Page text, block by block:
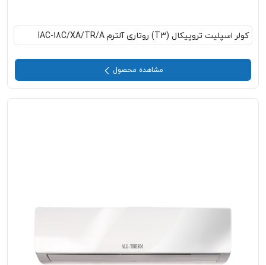
کولر اسپلیت تروپیکال (T3) روتاری آلترم IAC-18C/XA/TR/A
مشاهده محصول